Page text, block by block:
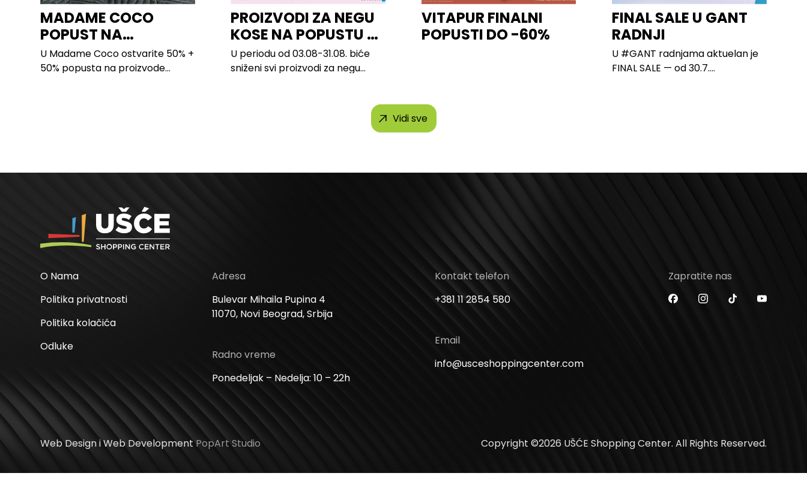
MADAME COCO
POPUST NA
PROIZVODE ZA
SPAVAĆU SOBU
U Madame Coco ostvarite 50% +
50% popusta na proizvode...
PROIZVODI ZA NEGU
KOSE NA POPUSTU U
LILLY
U periodu od 03.08-31.08. biće
sniženi svi proizvodi za negu
VITAPUR FINALNI
POPUSTI DO -60%
FINAL SALE U GANT
RADNJI
U #GANT radnjama aktuelan je
FINAL SALE — od 30.7....
Vidi sve
O Nama
Politika privatnosti
Politika kolačića
Odluke
Adresa
Bulevar Mihaila Pupina 4
11070, Novi Beograd, Srbija
Radno vreme
Ponedeljak – Nedelja: 10 – 22h
Kontakt telefon
+381 11 2854 580
Email
info@usceshoppingcenter.com
Zapratite nas
Web Design i Web DevelopmentPopArt Studio Copyright ©2026 UŠĆE Shopping Center. All Rights Reserved.